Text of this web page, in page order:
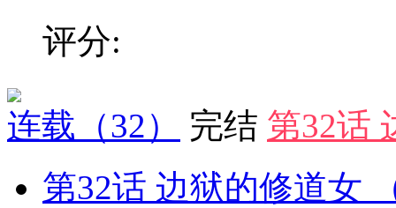
评分:
连载 （32） 完结 第32话
第32话 边狱的修道女